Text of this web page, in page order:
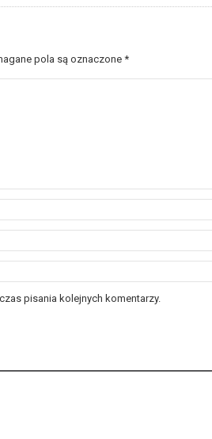
pola są oznaczone *
pisania kolejnych komentarzy.